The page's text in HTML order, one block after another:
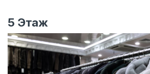
5 Этаж